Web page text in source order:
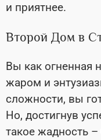
и приятнее.
Второй Дом в
Вы как огненная
жаром и
сложности, вы
Но, достигнув
такое жадность